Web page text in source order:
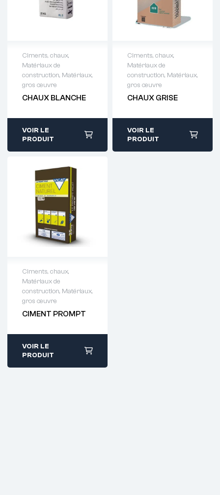
Ciments, chaux,
Matériaux de
construction, Matériaux,
gros œuvre
CHAUX BLANCHE
Demande de
devis : 01 64 88
VOIR LE
PRODUIT
Ciments, chaux,
Matériaux de
construction, Matériaux,
gros œuvre
CHAUX GRISE
Demande de
devis : 01 64 88
VOIR LE
PRODUIT
Ciments, chaux,
Matériaux de
construction, Matériaux,
gros œuvre
CIMENT PROMPT
Demande de
devis : 01 64 88
VOIR LE
PRODUIT